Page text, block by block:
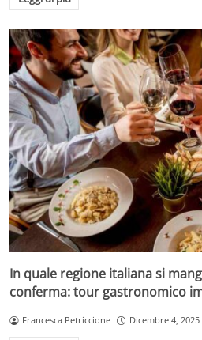
In quale regione italiana si
conferma: tour gastronomico
Francesca Petriccione Dicembre 4, 2025